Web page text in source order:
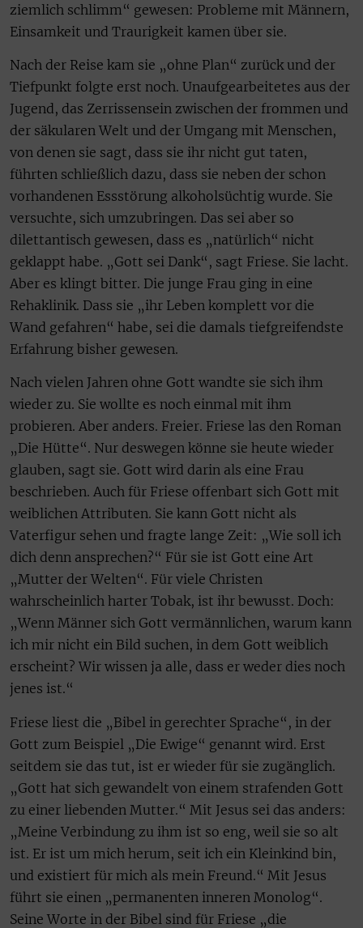
ziemlich schlimm“ gewesen: Probleme mit Männern,
Einsamkeit und Traurigkeit kamen über sie.
Nach der Reise kam sie „ohne Plan“ zurück und der
Tiefpunkt folgte erst noch. Unaufgearbeitetes aus der
Jugend, das Zerrissensein zwischen der frommen und
der säkularen Welt und der Umgang mit Menschen,
von denen sie sagt, dass sie ihr nicht gut taten,
führten schließlich dazu, dass sie neben der schon
vorhandenen Essstörung alkoholsüchtig wurde. Sie
versuchte, sich umzubringen. Das sei aber so
dilettantisch gewesen, dass es „natürlich“ nicht
geklappt habe. „Gott sei Dank“, sagt Friese. Sie lacht.
Aber es klingt bitter. Die junge Frau ging in eine
Rehaklinik. Dass sie „ihr Leben komplett vor die
Wand gefahren“ habe, sei die damals tiefgreifendste
Erfahrung bisher gewesen.
Nach vielen Jahren ohne Gott wandte sie sich ihm
wieder zu. Sie wollte es noch einmal mit ihm
probieren. Aber anders. Freier. Friese las den Roman
„Die Hütte“. Nur deswegen könne sie heute wieder
glauben, sagt sie. Gott wird darin als eine Frau
beschrieben. Auch für Friese offenbart sich Gott mit
weiblichen Attributen. Sie kann Gott nicht als
Vaterfigur sehen und fragte lange Zeit: „Wie soll ich
dich denn ansprechen?“ Für sie ist Gott eine Art
„Mutter der Welten“. Für viele Christen
wahrscheinlich harter Tobak, ist ihr bewusst. Doch:
„Wenn Männer sich Gott vermännlichen, warum kann
ich mir nicht ein Bild suchen, in dem Gott weiblich
erscheint? Wir wissen ja alle, dass er weder dies noch
jenes ist.“
Friese liest die „Bibel in gerechter Sprache“, in der
Gott zum Beispiel „Die Ewige“ genannt wird. Erst
seitdem sie das tut, ist er wieder für sie zugänglich.
„Gott hat sich gewandelt von einem strafenden Gott
zu einer liebenden Mutter.“ Mit Jesus sei das anders:
„Meine Verbindung zu ihm ist so eng, weil sie so alt
ist. Er ist um mich herum, seit ich ein Kleinkind bin,
und exis­tiert für mich als mein Freund.“ Mit Jesus
führt sie einen „permanenten inneren Monolog“.
Seine Worte in der Bibel sind für Friese „die